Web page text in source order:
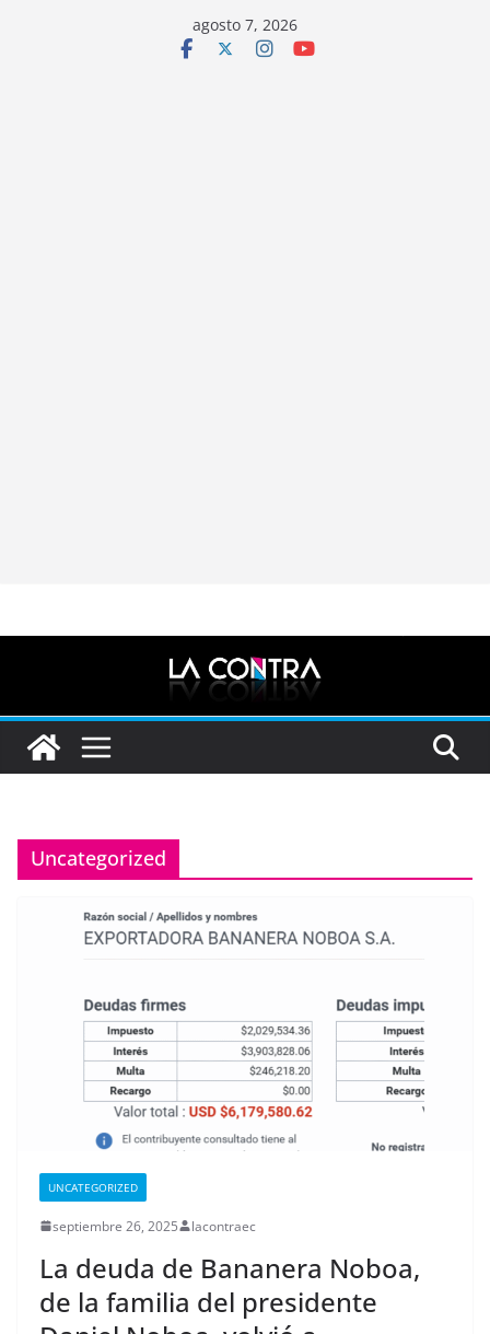
agosto 7, 2026
Uncategorized
UNCATEGORIZED
septiembre 26, 2025 lacontraec
La deuda de Bananera Noboa,
de la familia del presidente